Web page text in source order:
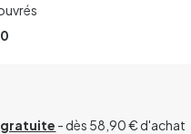
gratuite - dès 58,90 € d'achat